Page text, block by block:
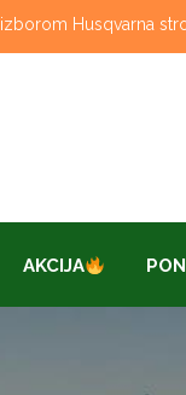
Husqvarna
AKCIJA